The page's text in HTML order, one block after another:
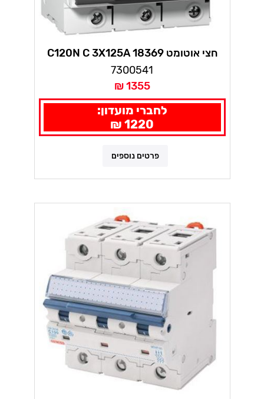
חצי אוטומט 18369 C120N C 3X125A
7300541
1355 ₪
לחברי מועדון:
1220 ₪
פרטים נוספים